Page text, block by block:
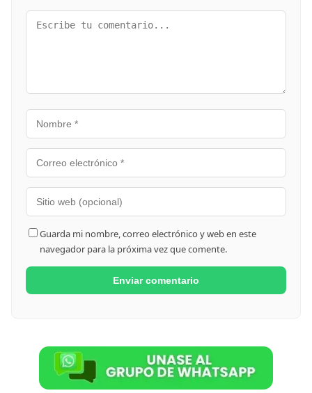
Guarda mi nombre, correo electrónico y web en este
navegador para la próxima vez que comente.